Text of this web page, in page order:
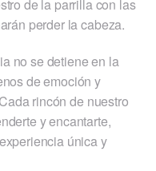
de la parrilla con las
perder la cabeza.
no se detiene en la
de emoción y
rincón de nuestro
y encantarte,
única y